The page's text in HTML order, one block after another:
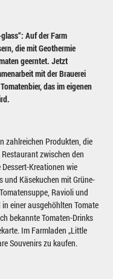
Auf der Farm
die mit Geothermie
geerntet. Jetzt
mit der Brauerei
das im eigenen
zahlreichen Produkten, die
zwischen den
Kreationen wie
und Käsekuchen mit Grüne-
Ravioli und
einer ausgehöhlten Tomate
bekannte Tomaten-Drinks
Im Farmladen „Little
Souvenirs zu kaufen.